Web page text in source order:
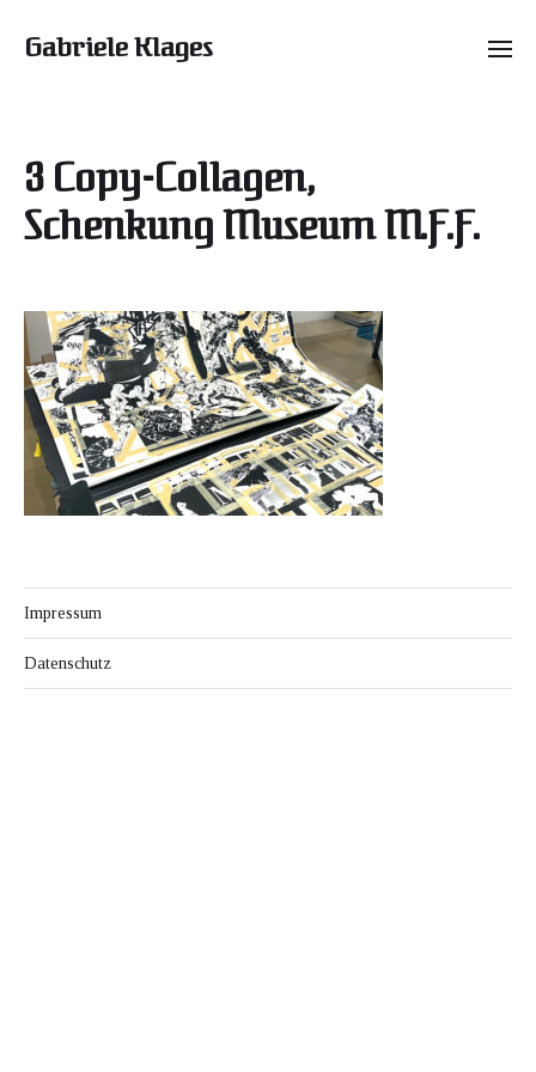
Gabriele Klages
3 Copy-Collagen,
Schenkung Museum M.F.F.
Impressum
Datenschutz